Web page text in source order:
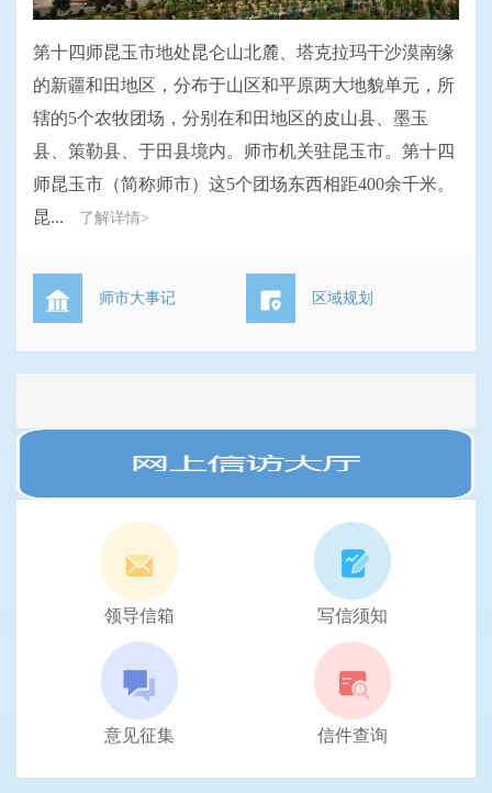
第十四师昆玉市地处昆仑山北麓、塔克拉玛干沙漠南缘
的新疆和田地区，分布于山区和平原两大地貌单元，所
辖的5个农牧团场，分别在和田地区的皮山县、墨玉
县、策勒县、于田县境内。师市机关驻昆玉市。第十四
师昆玉市（简称师市）这5个团场东西相距400余千米。
昆...
了解详情>
师市大事记 区域规划
领导信箱 写信须知
意见征集 信件查询